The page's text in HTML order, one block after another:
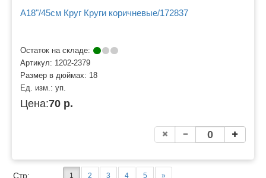
A18"/45см Круг Круги коричневые/172837
Остаток на складе:
Артикул: 1202-2379
Размер в дюймах: 18
Ед. изм.: уп.
Цена:70 р.
Стр: 1 2 3 4 5 »